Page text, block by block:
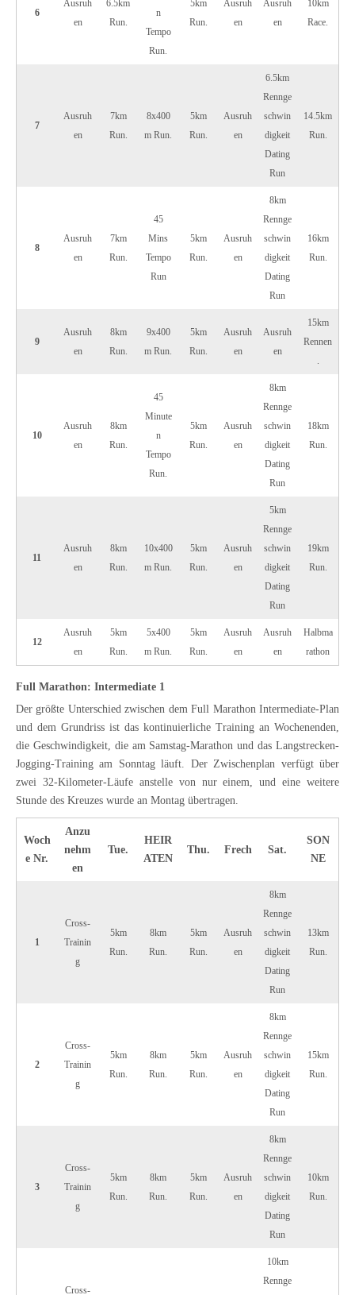
6
Ausruh
en
6.5km
Run.
n
Tempo
Run.
5km
Run.
Ausruh
en
Ausruh
en
10km
Race.
7
Ausruh
en
7km
Run.
8x400
m Run.
5km
Run.
Ausruh
en
6.5km
Rennge
schwin
digkeit
Dating
Run
14.5km
Run.
8
Ausruh
en
7km
Run.
45
Mins
Tempo
Run
5km
Run.
Ausruh
en
8km
Rennge
schwin
digkeit
Dating
Run
16km
Run.
9
Ausruh
en
8km
Run.
9x400
m Run.
5km
Run.
Ausruh
en
Ausruh
en
15km
Rennen
.
10
Ausruh
en
8km
Run.
45
Minute
n
Tempo
Run.
5km
Run.
Ausruh
en
8km
Rennge
schwin
digkeit
Dating
Run
18km
Run.
11
Ausruh
en
8km
Run.
10x400
m Run.
5km
Run.
Ausruh
en
5km
Rennge
schwin
digkeit
Dating
Run
19km
Run.
12
Ausruh
en
5km
Run.
5x400
m Run.
5km
Run.
Ausruh
en
Ausruh
en
Halbma
rathon
Full Marathon: Intermediate 1
Der größte Unterschied zwischen dem Full Marathon Intermediate-Plan
und dem Grundriss ist das kontinuierliche Training an Wochenenden,
die Geschwindigkeit, die am Samstag-Marathon und das Langstrecken-
Jogging-Training am Sonntag läuft. Der Zwischenplan verfügt über
zwei 32-Kilometer-Läufe anstelle von nur einem, und eine weitere
Stunde des Kreuzes wurde an Montag übertragen.
Woch
e Nr.
Anzu
nehm
en
Tue.
HEIR
ATEN
Thu. Frech Sat.
SON
NE
1
Cross-
Trainin
g
5km
Run.
8km
Run.
5km
Run.
Ausruh
en
8km
Rennge
schwin
digkeit
Dating
Run
13km
Run.
2
Cross-
Trainin
g
5km
Run.
8km
Run.
5km
Run.
Ausruh
en
8km
Rennge
schwin
digkeit
Dating
Run
15km
Run.
3
Cross-
Trainin
g
5km
Run.
8km
Run.
5km
Run.
Ausruh
en
8km
Rennge
schwin
digkeit
Dating
Run
10km
Run.
Cross-
10km
Rennge